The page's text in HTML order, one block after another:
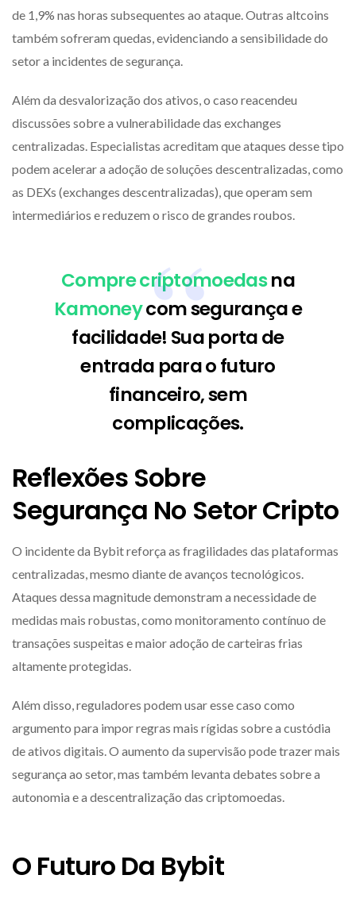
de 1,9% nas horas subsequentes ao ataque. Outras altcoins
também sofreram quedas, evidenciando a sensibilidade do
setor a incidentes de segurança.
Além da desvalorização dos ativos, o caso reacendeu
discussões sobre a vulnerabilidade das exchanges
centralizadas. Especialistas acreditam que ataques desse tipo
podem acelerar a adoção de soluções descentralizadas, como
as DEXs (exchanges descentralizadas), que operam sem
intermediários e reduzem o risco de grandes roubos.
Compre criptomoedasna
Kamoneycom segurança e
facilidade! Sua porta de
entrada para o futuro
financeiro, sem
complicações.
Reflexões Sobre
Segurança No Setor Cripto
O incidente da Bybit reforça as fragilidades das plataformas
centralizadas, mesmo diante de avanços tecnológicos.
Ataques dessa magnitude demonstram a necessidade de
medidas mais robustas, como monitoramento contínuo de
transações suspeitas e maior adoção de carteiras frias
altamente protegidas.
Além disso, reguladores podem usar esse caso como
argumento para impor regras mais rígidas sobre a custódia
de ativos digitais. O aumento da supervisão pode trazer mais
segurança ao setor, mas também levanta debates sobre a
autonomia e a descentralização das criptomoedas.
O Futuro Da Bybit